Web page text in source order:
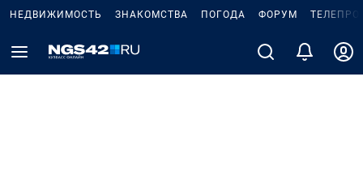
НЕДВИЖИМОСТЬ ЗНАКОМСТВА ПОГОДА ФОРУМ